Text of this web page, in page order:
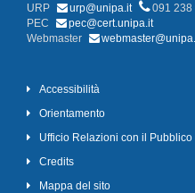
URP
urp@unipa.it
091 238
PEC
pec@cert.unipa.it
Webmaster
Accessibilità
Orientamento
Ufficio Relazioni con il Pubblico
Credits
Mappa del sito